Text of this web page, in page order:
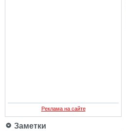
Реклама на сайте
Заметки